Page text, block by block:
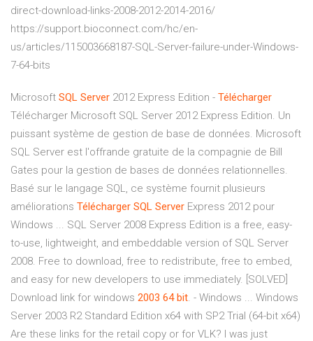
direct-download-links-2008-2012-2014-2016/
https://support.bioconnect.com/hc/en-
us/articles/115003668187-SQL-Server-failure-under-Windows-
7-64-bits
Microsoft SQL Server 2012 Express Edition - Télécharger
Télécharger Microsoft SQL Server 2012 Express Edition. Un
puissant système de gestion de base de données. Microsoft
SQL Server est l'offrande gratuite de la compagnie de Bill
Gates pour la gestion de bases de données relationnelles.
Basé sur le langage SQL, ce système fournit plusieurs
améliorations Télécharger SQL Server Express 2012 pour
Windows ... SQL Server 2008 Express Edition is a free, easy-
to-use, lightweight, and embeddable version of SQL Server
2008. Free to download, free to redistribute, free to embed,
and easy for new developers to use immediately. [SOLVED]
Download link for windows 2003 64 bit. - Windows ... Windows
Server 2003 R2 Standard Edition x64 with SP2 Trial (64-bit x64)
Are these links for the retail copy or for VLK? I was just